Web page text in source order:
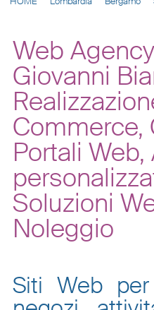
Web
Giovanni
Commerce,
Portali Web,
Soluzioni
Noleggio
Siti Web per